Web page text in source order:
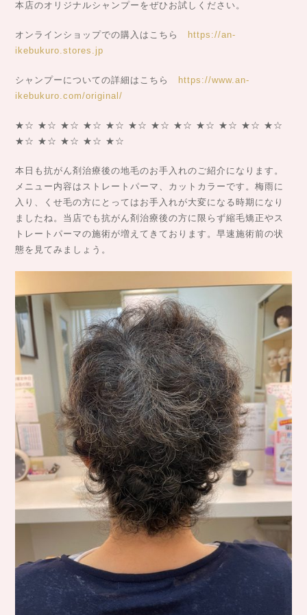
本店のオリジナルシャンプーをぜひお試しください。
オンラインショップでの購入はこちら https://an-
ikebukuro.stores.jp
シャンプーについての詳細はこちら https://www.an-
ikebukuro.com/original/
★☆ ★☆ ★☆ ★☆ ★☆ ★☆ ★☆ ★☆ ★☆ ★☆ ★☆ ★☆
★☆ ★☆ ★☆ ★☆ ★☆
本日も抗がん剤治療後の地毛のお手入れのご紹介になります。
メニュー内容はストレートパーマ、カットカラーです。梅雨に
入り、くせ毛の方にとってはお手入れが大変になる時期になり
ましたね。当店でも抗がん剤治療後の方に限らず縮毛矯正やス
トレートパーマの施術が増えてきております。早速施術前の状
態を見てみましょう。